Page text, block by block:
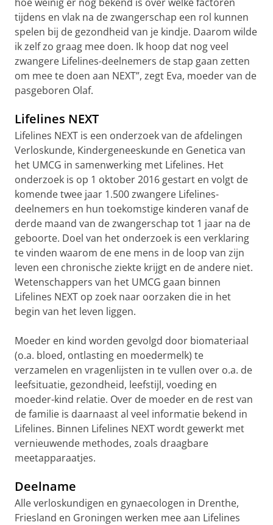
tijdens en vlak na de zwangerschap een rol kunnen
spelen bij de gezondheid van je kindje. Daarom wilde
ik zelf zo graag mee doen. Ik hoop dat nog veel
zwangere Lifelines-deelnemers de stap gaan zetten
om mee te doen aan NEXT”, zegt Eva, moeder van de
pasgeboren Olaf.
Lifelines NEXT
Lifelines NEXT is een onderzoek van de afdelingen
Verloskunde, Kindergeneeskunde en Genetica van
het UMCG in samenwerking met Lifelines. Het
onderzoek is op 1 oktober 2016 gestart en volgt de
komende twee jaar 1.500 zwangere Lifelines-
deelnemers en hun toekomstige kinderen vanaf de
derde maand van de zwangerschap tot 1 jaar na de
geboorte. Doel van het onderzoek is een verklaring
te vinden waarom de ene mens in de loop van zijn
leven een chronische ziekte krijgt en de andere niet.
Wetenschappers van het UMCG gaan binnen
Lifelines NEXT op zoek naar oorzaken die in het
begin van het leven liggen.
Moeder en kind worden gevolgd door biomateriaal
(o.a. bloed, ontlasting en moedermelk) te
verzamelen en vragenlijsten in te vullen over o.a. de
leefsituatie, gezondheid, leefstijl, voeding en
moeder-kind relatie. Over de moeder en de rest van
de familie is daarnaast al veel informatie bekend in
Lifelines. Binnen Lifelines NEXT wordt gewerkt met
vernieuwende methodes, zoals draagbare
meetapparaatjes.
Deelname
Alle verloskundigen en gynaecologen in Drenthe,
Friesland en Groningen werken mee aan Lifelines